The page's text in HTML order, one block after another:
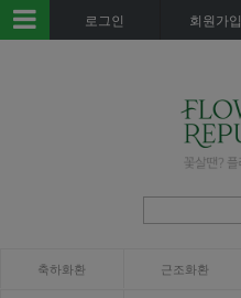
로그인 회원가입
축하화환 근조화환